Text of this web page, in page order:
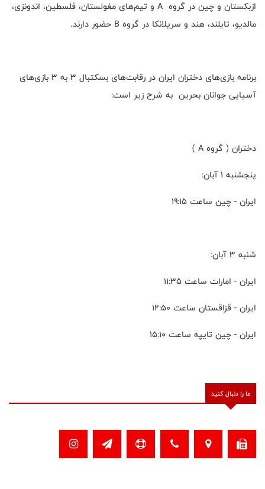
ازبکستان و چین در گروه A و تیم‌های مغولستان، فلسطین، اندونزی،
مالدیو، تایلند، هند و سریلانکا در گروه B حضور دارند.
برنامه بازی‌های دختران ایران در رقابت‌های بسکتبال ۳ به ۳ بازی‌های
آسیایی جوانان بحرین به شرح زیر است:
دختران ( گروه A )
پنجشنبه ۱ آبان:
ایران - چین ساعت ۱۹:۱۵
شنبه ۳ آبان:
ایران - امارات ساعت ۱۱:۳۵
ایران - قزاقستان ساعت ۱۲:۵۰
ایران - چین تایپه ساعت ۱۵:۱۰
ما را دنبال کنید